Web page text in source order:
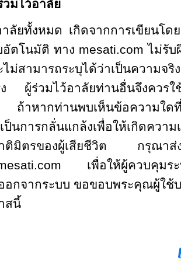
วมไว้อาลัย
ลัยทั้งหมด เกิดจากการเขียนโด
ตโนมัติ ทาง mesati.com ไม่รั
ไม่สามารถระบุได้ว่าเป็นความจ
ง ผู้ร่วมไว้อาลัยท่านอื่นจึงควรใ
าหากท่านพบเห็นข้อความใด
นการกลั่นแกล้งเพื่อให้เกิดควา
มิตรของผู้เสียชีวิต กรุ
เพื่อให้ผู้ควบคุมระ
กจากระบบ ขอขอบพระคุณผู้ใช้
สนี้